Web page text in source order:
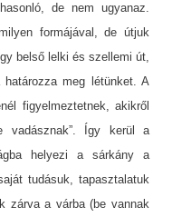
de nem ugyanaz.
formájával, de útjuk
belső lelki és szellemi út,
meg létünket. A
figyelmeztetnek, akikről
vadásznak”. Így kerül a
helyezi a sárkány a
tudásuk, tapasztalatuk
zárva a várba (be vannak